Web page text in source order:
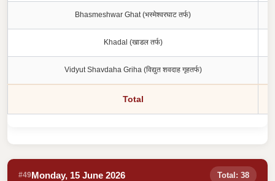
Bhasmeshwar Ghat (भस्मेश्वरघाट तर्फ)
Khadal (खाडल तर्फ)
Vidyut Shavdaha Griha (विद्युत शवदाह गृहतर्फ)
Total
#49Monday, 15 June 2026 Total: 38